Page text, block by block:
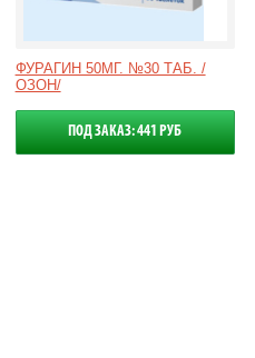
ФУРАГИН 50МГ. №30 ТАБ. /
ОЗОН/
ПОД ЗАКАЗ: 441 РУБ